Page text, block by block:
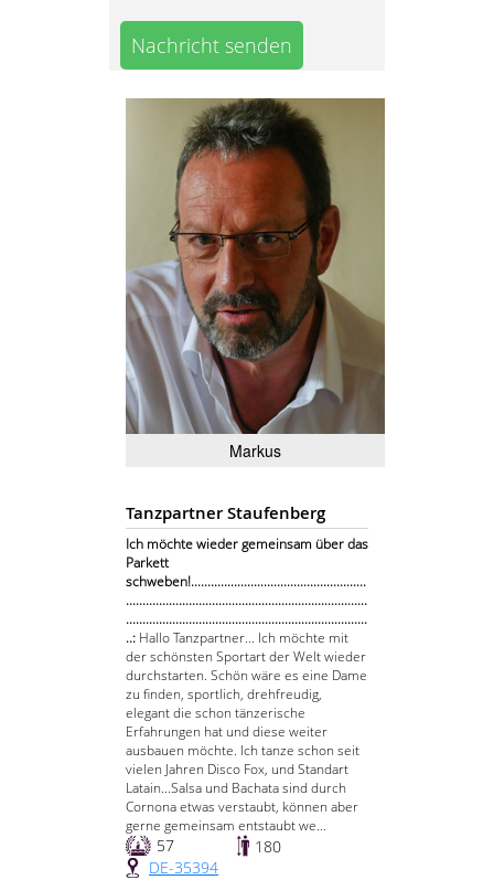
Nachricht senden
Markus
Tanzpartner Staufenberg
Ich möchte wieder gemeinsam über das
Parkett
schweben!.....................................................
.........................................................................
.........................................................................
..: Hallo Tanzpartner... Ich möchte mit
der schönsten Sportart der Welt wieder
durchstarten. Schön wäre es eine Dame
zu finden, sportlich, drehfreudig,
elegant die schon tänzerische
Erfahrungen hat und diese weiter
ausbauen möchte. Ich tanze schon seit
vielen Jahren Disco Fox, und Standart
Latain...Salsa und Bachata sind durch
Cornona etwas verstaubt, können aber
gerne gemeinsam entstaubt we...
57
180
DE-35394